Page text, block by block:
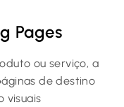
Pages
ou serviço, a
de destino
visuais